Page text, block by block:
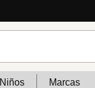
Niños Marcas